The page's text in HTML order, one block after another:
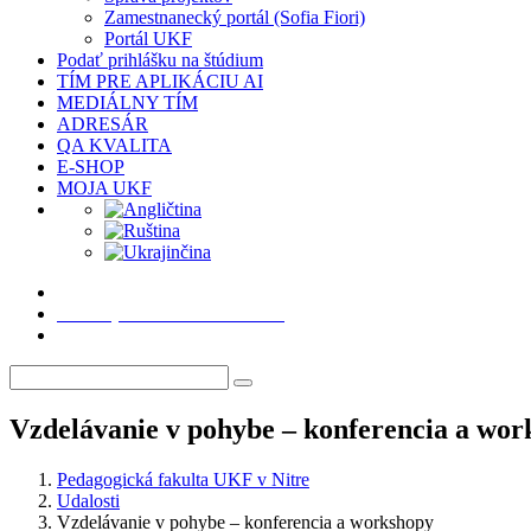
Zamestnanecký portál (Sofia Fiori)
Portál UKF
Podať prihlášku na štúdium
TÍM PRE APLIKÁCIU AI
MEDIÁLNY TÍM
ADRESÁR
QA KVALITA
E-SHOP
MOJA UKF
Vzdelávanie v pohybe – konferencia a
Pedagogická fakulta UKF v Nitre
Udalosti
Vzdelávanie v pohybe – konferencia a workshopy